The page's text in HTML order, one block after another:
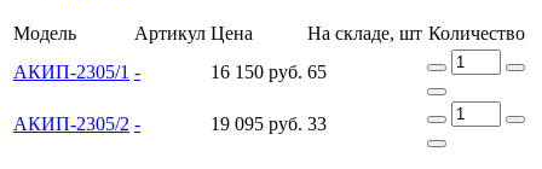
Модель Артикул Цена На складе, шт Количество
АКИП-2305/1 - 16 150 руб. 65
АКИП-2305/2 - 19 095 руб. 33